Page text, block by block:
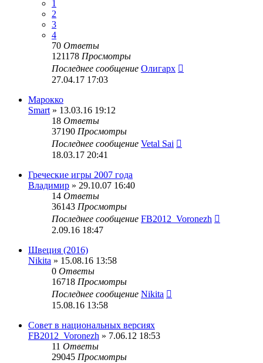
1
2
3
4
70 Ответы
121178 Просмотры
Последнее сообщение Олигарх
27.04.17 17:03
Марокко
Smart » 13.03.16 19:12
18 Ответы
37190 Просмотры
Последнее сообщение Vetal Sai
18.03.17 20:41
Греческие игры 2007 года
Владимир » 29.10.07 16:40
14 Ответы
36143 Просмотры
Последнее сообщение FB2012_Voronezh
2.09.16 18:47
Швеция (2016)
Nikita » 15.08.16 13:58
0 Ответы
16718 Просмотры
Последнее сообщение Nikita
15.08.16 13:58
Совет в национальных версиях
FB2012_Voronezh » 7.06.12 18:53
11 Ответы
29045 Просмотры